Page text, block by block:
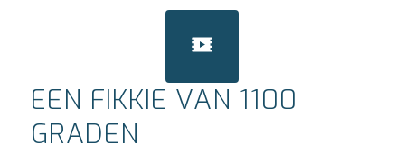
EEN FIKKIE VAN 1100
GRADEN